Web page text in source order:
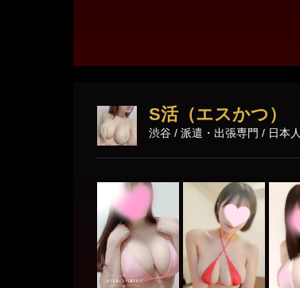
S活（エスかつ）
渋谷 / 派遣・出張専門 / 日本人